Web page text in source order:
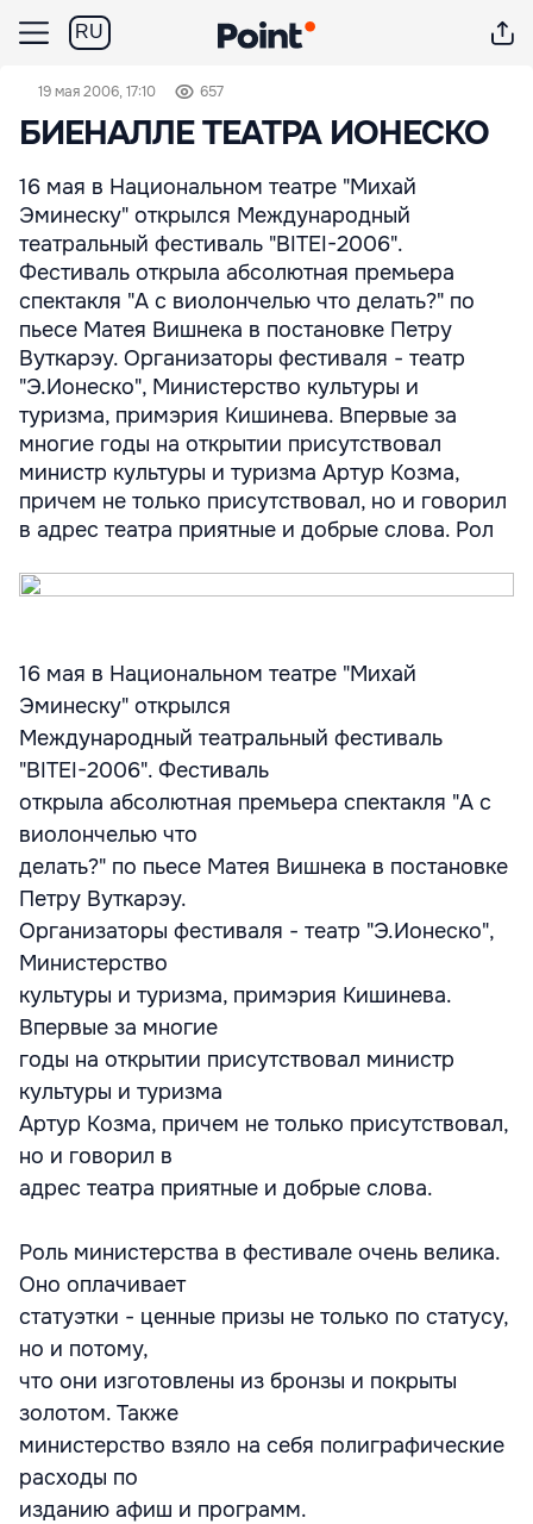
RU
19 мая 2006, 17:10 657
БИЕНАЛЛЕ ТЕАТРА ИОНЕСКО
16 мая в Национальном театре "Михай
Эминеску" открылся Международный
театральный фестиваль "BITEI-2006".
Фестиваль открыла абсолютная премьера
спектакля "А с виолончелью что делать?" по
пьесе Матея Вишнека в постановке Петру
Вуткарэу. Организаторы фестиваля - театр
"Э.Ионеско", Министерство культуры и
туризма, примэрия Кишинева. Впервые за
многие годы на открытии присутствовал
министр культуры и туризма Артур Козма,
причем не только присутствовал, но и говорил
в адрес театра приятные и добрые слова. Рол
16 мая в Национальном театре "Михай
Эминеску" открылся
Международный театральный фестиваль
"BITEI-2006". Фестиваль
открыла абсолютная премьера спектакля "А с
виолончелью что
делать?" по пьесе Матея Вишнека в постановке
Петру Вуткарэу.
Организаторы фестиваля - театр "Э.Ионеско",
Министерство
культуры и туризма, примэрия Кишинева.
Впервые за многие
годы на открытии присутствовал министр
культуры и туризма
Артур Козма, причем не только присутствовал,
но и говорил в
адрес театра приятные и добрые слова.
Роль министерства в фестивале очень велика.
Оно оплачивает
статуэтки - ценные призы не только по статусу,
но и потому,
что они изготовлены из бронзы и покрыты
золотом. Также
министерство взяло на себя полиграфические
расходы по
изданию афиш и программ.